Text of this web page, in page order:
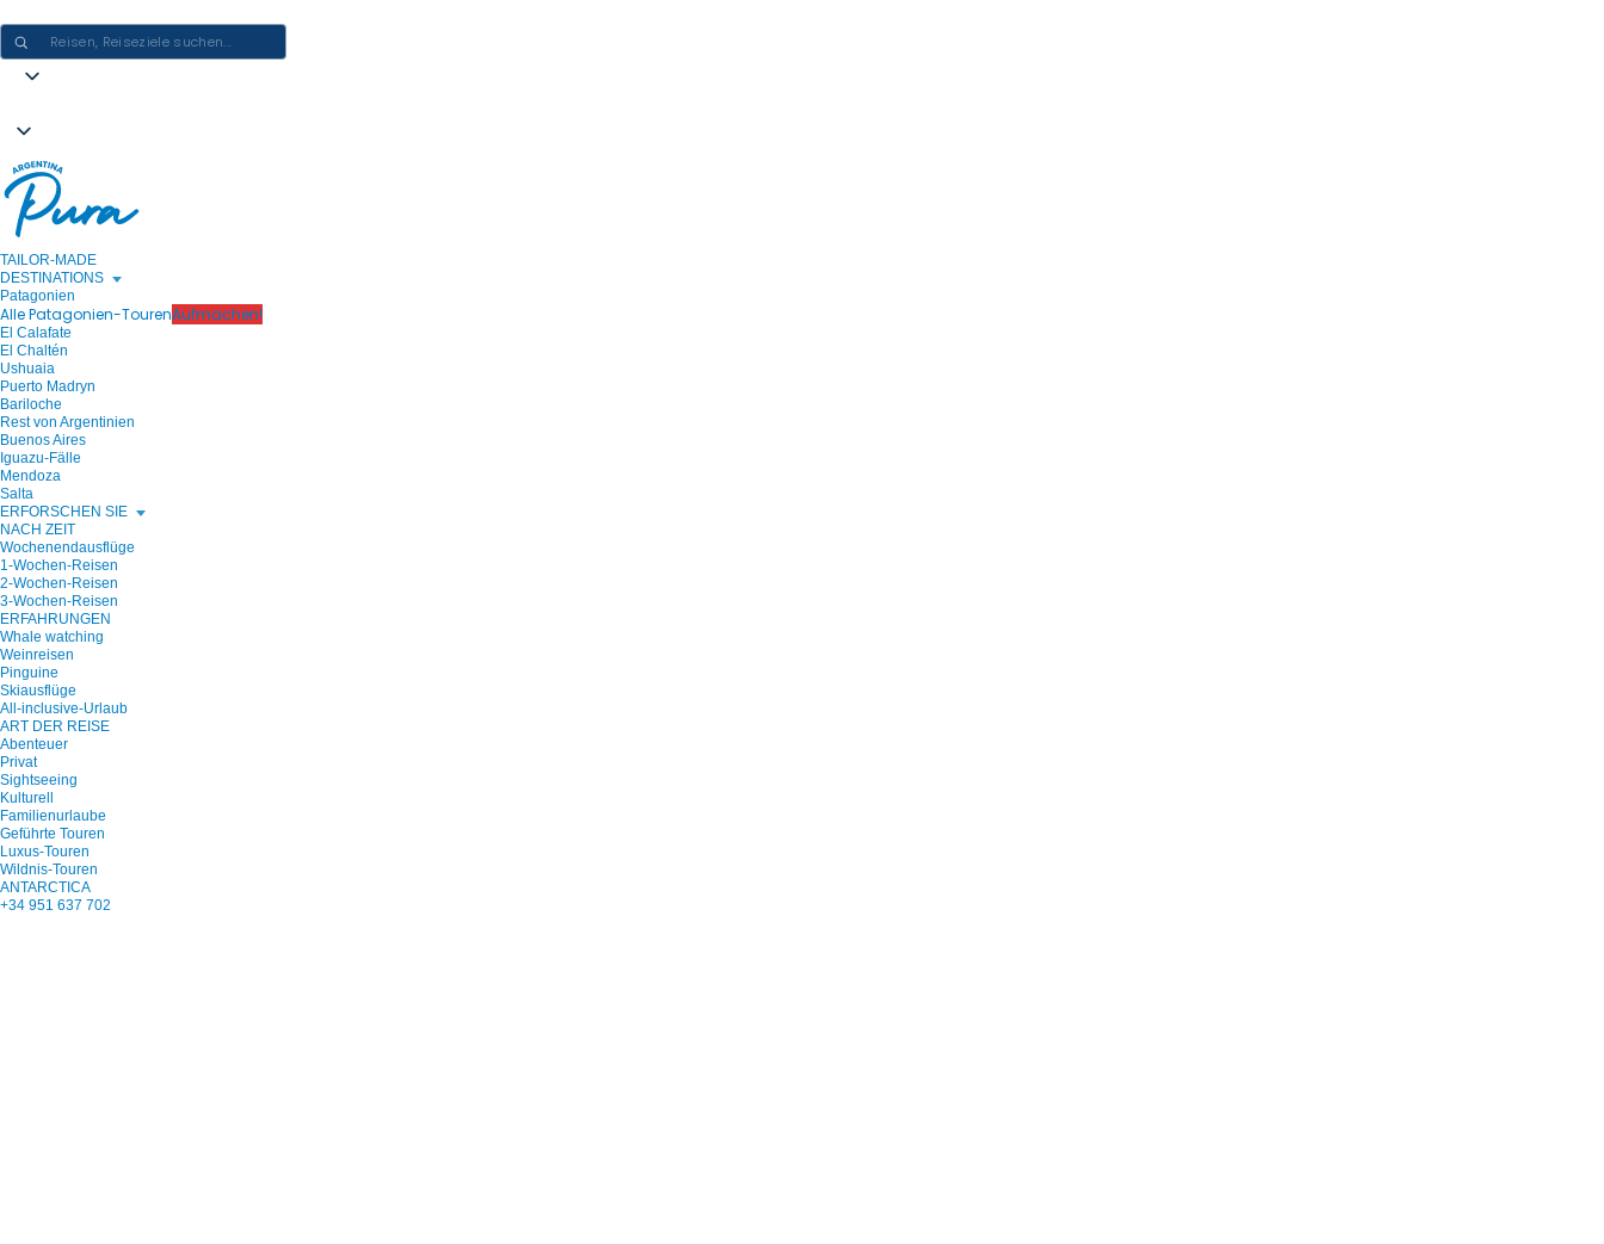
TAILOR-MADE
DESTINATIONS
Patagonien
Alle Patagonien-TourenAufmachen!
El Calafate
El Chaltén
Ushuaia
Puerto Madryn
Bariloche
Rest von Argentinien
Buenos Aires
Iguazu-Fälle
Mendoza
Salta
ERFORSCHEN SIE
NACH ZEIT
Wochenendausflüge
1-Wochen-Reisen
2-Wochen-Reisen
3-Wochen-Reisen
ERFAHRUNGEN
Whale watching
Weinreisen
Pinguine
Skiausflüge
All-inclusive-Urlaub
ART DER REISE
Abenteuer
Privat
Sightseeing
Kulturell
Familienurlaube
Geführte Touren
Luxus-Touren
Wildnis-Touren
ANTARCTICA
+34 951 637 702